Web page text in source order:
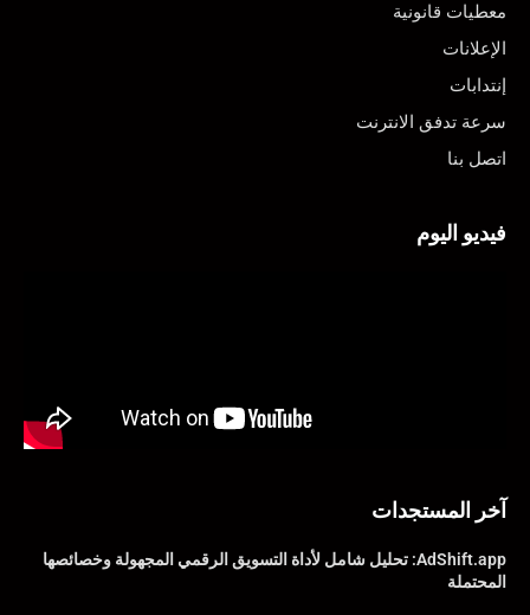
معطيات قانونية
الإعلانات
إنتدابات
سرعة تدفق الانترنت
اتصل بنا
فيديو اليوم
آخر المستجدات
AdShift.app: تحليل شامل لأداة التسويق الرقمي المجهولة وخصائصها
المحتملة